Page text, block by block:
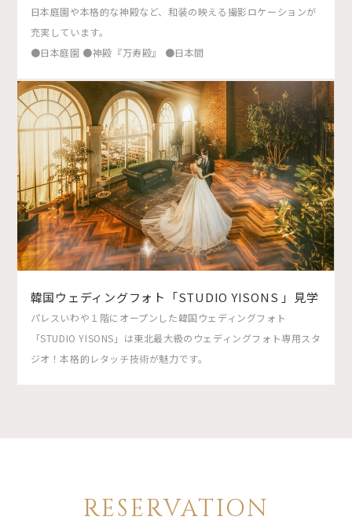
日本庭園や本格的な神殿など、和装の映える撮影ロケーションが
充実しています。
●日本庭園 ●神殿『万寿殿』 ●日本間
韓国ウェディングフォト「STUDIO YISONS 」見学
パレスいわや１階にオープンした韓国ウェディングフォト
「STUDIO YISONS」は東北最大級のウェディングフォト専用スタ
ジオ！本格的レタッチ技術が魅力です。
RESERVATION